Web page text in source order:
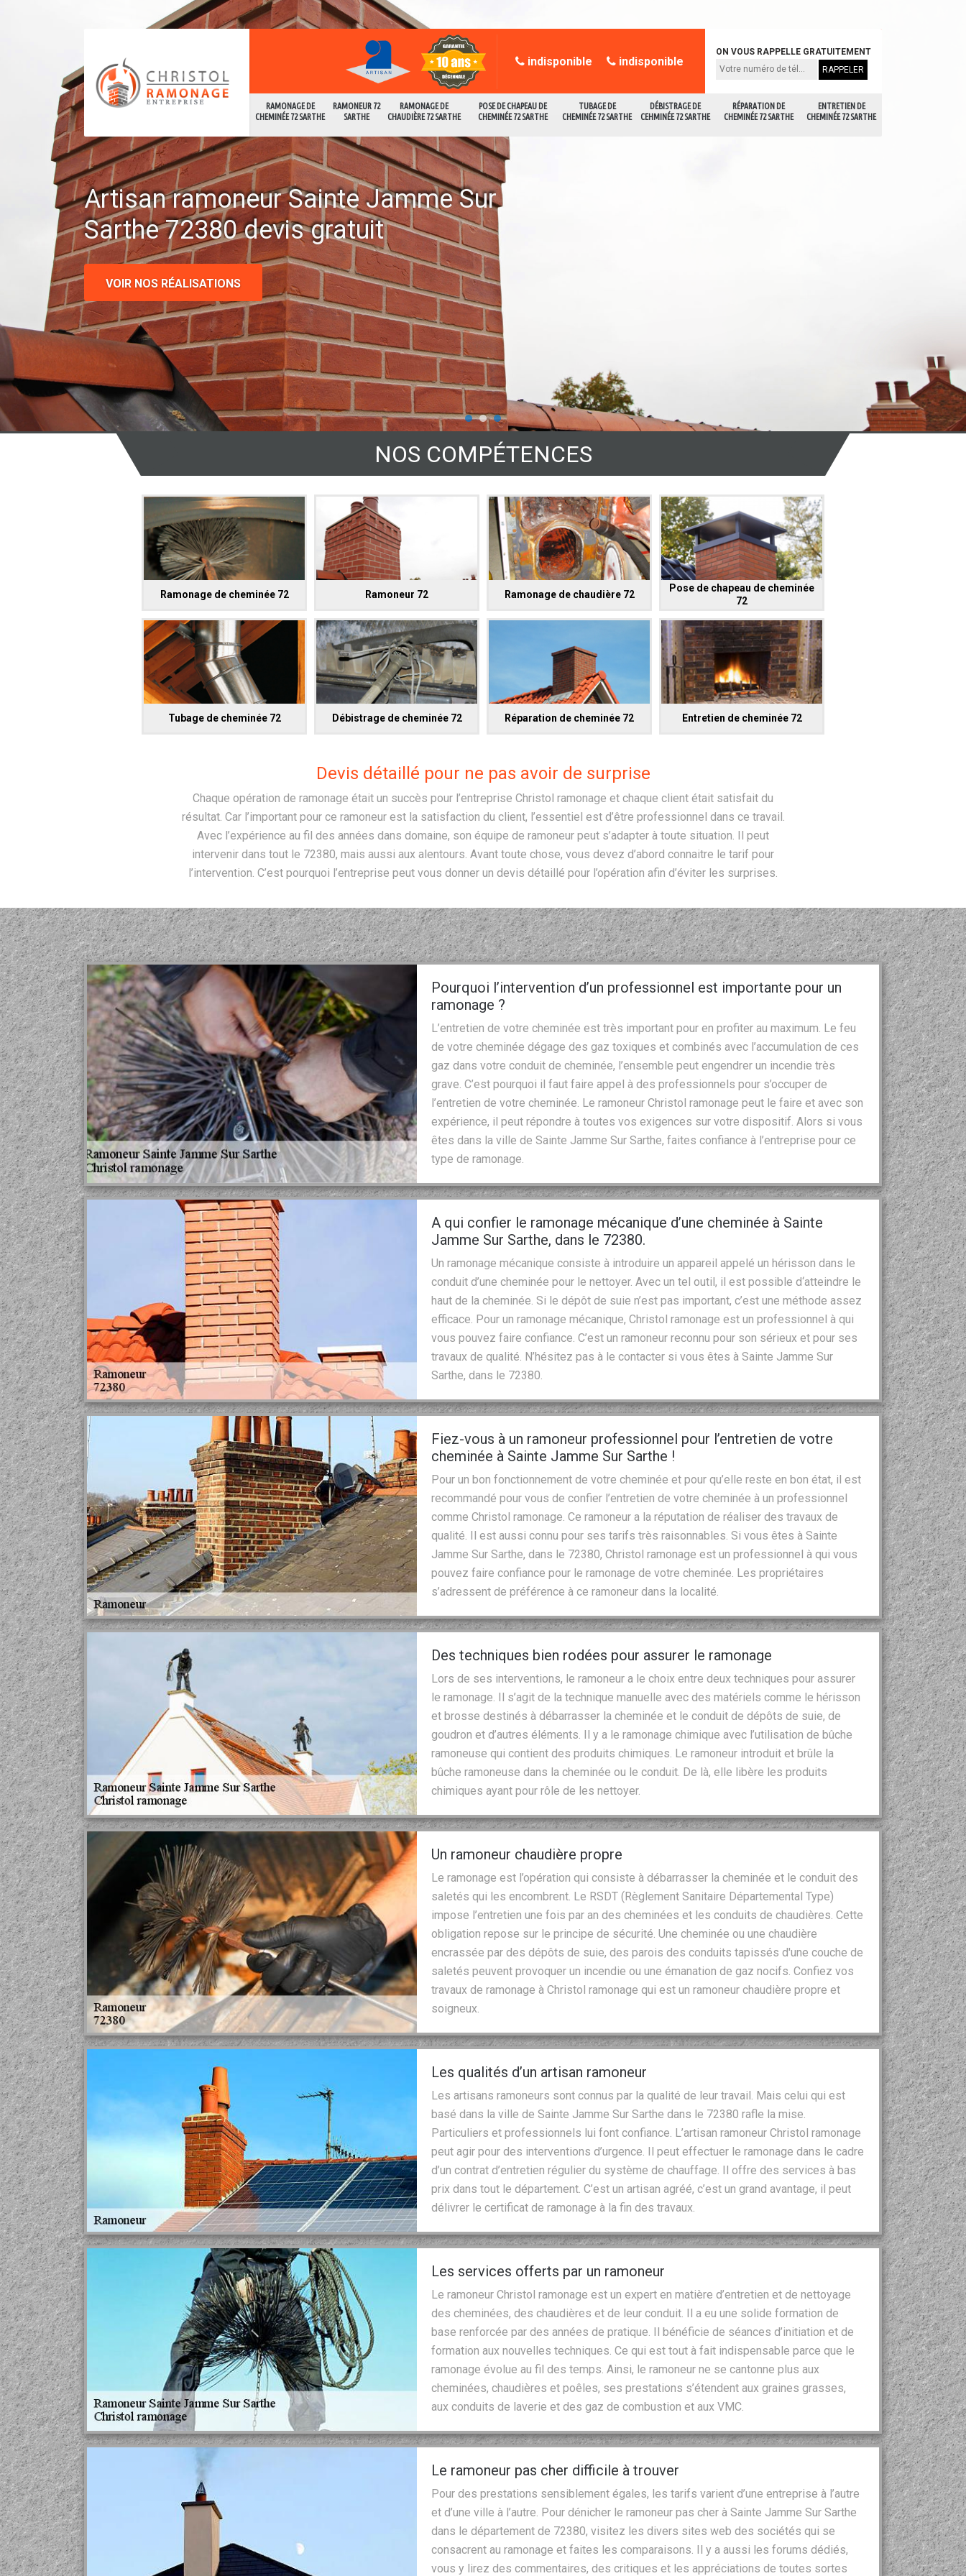
RAMONAGE DE
CHEMINÉE 72 SARTHE
RAMONEUR 72
SARTHE
RAMONAGE DE
CHAUDIÈRE 72 SARTHE
POSE DE CHAPEAU DE
CHEMINÉE 72 SARTHE
TUBAGE DE
CHEMINÉE 72 SARTHE
DÉBISTRAGE DE
CEHMINÉE 72 SARTHE
RÉPARATION DE
CHEMINÉE 72 SARTHE
ENTRETIEN DE
CHEMINÉE 72 SARTHE
indisponible indisponible
ON VOUS RAPPELLE GRATUITEMENT
Artisan ramoneur Sainte Jamme Sur
Sarthe 72380 devis gratuit
VOIR NOS RÉALISATIONS
NOS COMPÉTENCES
Ramonage de cheminée 72 Ramoneur 72 Ramonage de chaudière 72
Pose de chapeau de cheminée
72
Tubage de cheminée 72 Débistrage de cheminée 72 Réparation de cheminée 72 Entretien de cheminée 72
Devis détaillé pour ne pas avoir de surprise
Chaque opération de ramonage était un succès pour l’entreprise Christol ramonage et chaque client était satisfait du
résultat. Car l’important pour ce ramoneur est la satisfaction du client, l’essentiel est d’être professionnel dans ce travail.
Avec l’expérience au fil des années dans domaine, son équipe de ramoneur peut s’adapter à toute situation. Il peut
intervenir dans tout le 72380, mais aussi aux alentours. Avant toute chose, vous devez d’abord connaitre le tarif pour
l’intervention. C’est pourquoi l’entreprise peut vous donner un devis détaillé pour l’opération afin d’éviter les surprises.
Pourquoi l’intervention d’un professionnel est importante pour un
ramonage ?
L’entretien de votre cheminée est très important pour en profiter au maximum. Le feu
de votre cheminée dégage des gaz toxiques et combinés avec l’accumulation de ces
gaz dans votre conduit de cheminée, l’ensemble peut engendrer un incendie très
grave. C’est pourquoi il faut faire appel à des professionnels pour s’occuper de
l’entretien de votre cheminée. Le ramoneur Christol ramonage peut le faire et avec son
expérience, il peut répondre à toutes vos exigences sur votre dispositif. Alors si vous
êtes dans la ville de Sainte Jamme Sur Sarthe, faites confiance à l’entreprise pour ce
type de ramonage.
A qui confier le ramonage mécanique d’une cheminée à Sainte
Jamme Sur Sarthe, dans le 72380.
Un ramonage mécanique consiste à introduire un appareil appelé un hérisson dans le
conduit d’une cheminée pour le nettoyer. Avec un tel outil, il est possible d‘atteindre le
haut de la cheminée. Si le dépôt de suie n’est pas important, c’est une méthode assez
efficace. Pour un ramonage mécanique, Christol ramonage est un professionnel à qui
vous pouvez faire confiance. C’est un ramoneur reconnu pour son sérieux et pour ses
travaux de qualité. N’hésitez pas à le contacter si vous êtes à Sainte Jamme Sur
Sarthe, dans le 72380.
Fiez-vous à un ramoneur professionnel pour l’entretien de votre
cheminée à Sainte Jamme Sur Sarthe !
Pour un bon fonctionnement de votre cheminée et pour qu’elle reste en bon état, il est
recommandé pour vous de confier l’entretien de votre cheminée à un professionnel
comme Christol ramonage. Ce ramoneur a la réputation de réaliser des travaux de
qualité. Il est aussi connu pour ses tarifs très raisonnables. Si vous êtes à Sainte
Jamme Sur Sarthe, dans le 72380, Christol ramonage est un professionnel à qui vous
pouvez faire confiance pour le ramonage de votre cheminée. Les propriétaires
s’adressent de préférence à ce ramoneur dans la localité.
Des techniques bien rodées pour assurer le ramonage
Lors de ses interventions, le ramoneur a le choix entre deux techniques pour assurer
le ramonage. Il s’agit de la technique manuelle avec des matériels comme le hérisson
et brosse destinés à débarrasser la cheminée et le conduit de dépôts de suie, de
goudron et d’autres éléments. Il y a le ramonage chimique avec l’utilisation de bûche
ramoneuse qui contient des produits chimiques. Le ramoneur introduit et brûle la
bûche ramoneuse dans la cheminée ou le conduit. De là, elle libère les produits
chimiques ayant pour rôle de les nettoyer.
Un ramoneur chaudière propre
Le ramonage est l’opération qui consiste à débarrasser la cheminée et le conduit des
saletés qui les encombrent. Le RSDT (Règlement Sanitaire Départemental Type)
impose l’entretien une fois par an des cheminées et les conduits de chaudières. Cette
obligation repose sur le principe de sécurité. Une cheminée ou une chaudière
encrassée par des dépôts de suie, des parois des conduits tapissés d'une couche de
saletés peuvent provoquer un incendie ou une émanation de gaz nocifs. Confiez vos
travaux de ramonage à Christol ramonage qui est un ramoneur chaudière propre et
soigneux.
Les qualités d’un artisan ramoneur
Les artisans ramoneurs sont connus par la qualité de leur travail. Mais celui qui est
basé dans la ville de Sainte Jamme Sur Sarthe dans le 72380 rafle la mise.
Particuliers et professionnels lui font confiance. L’artisan ramoneur Christol ramonage
peut agir pour des interventions d’urgence. Il peut effectuer le ramonage dans le cadre
d’un contrat d’entretien régulier du système de chauffage. Il offre des services à bas
prix dans tout le département. C’est un artisan agréé, c’est un grand avantage, il peut
délivrer le certificat de ramonage à la fin des travaux.
Les services offerts par un ramoneur
Le ramoneur Christol ramonage est un expert en matière d’entretien et de nettoyage
des cheminées, des chaudières et de leur conduit. Il a eu une solide formation de
base renforcée par des années de pratique. Il bénéficie de séances d’initiation et de
formation aux nouvelles techniques. Ce qui est tout à fait indispensable parce que le
ramonage évolue au fil des temps. Ainsi, le ramoneur ne se cantonne plus aux
cheminées, chaudières et poêles, ses prestations s’étendent aux graines grasses,
aux conduits de laverie et des gaz de combustion et aux VMC.
Le ramoneur pas cher difficile à trouver
Pour des prestations sensiblement égales, les tarifs varient d’une entreprise à l’autre
et d’une ville à l’autre. Pour dénicher le ramoneur pas cher à Sainte Jamme Sur Sarthe
dans le département de 72380, visitez les divers sites web des sociétés qui se
consacrent au ramonage et faites les comparaisons. Il y a aussi les forums dédiés,
vous y lirez des commentaires, des critiques et les appréciations de toutes sortes